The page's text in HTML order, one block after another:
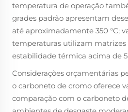
temperatura de operação
grades padrão apresentam
até aproximadamente 350 °C;
temperaturas utilizam matrizes
estabilidade térmica acima de
Considerações orçamentárias
o carboneto de cromo oferece
comparação com o carboneto